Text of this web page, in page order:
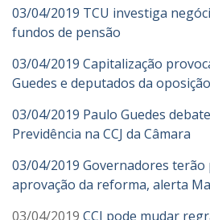
03/04/2019 TCU investiga
fundos de pensão
03/04/2019 Capitalização
Guedes e deputados da oposição
03/04/2019 Paulo Guedes
Previdência na CCJ da Câmara
03/04/2019 Governadores
aprovação da reforma, alerta
03/04/2019 CCJ pode mudar